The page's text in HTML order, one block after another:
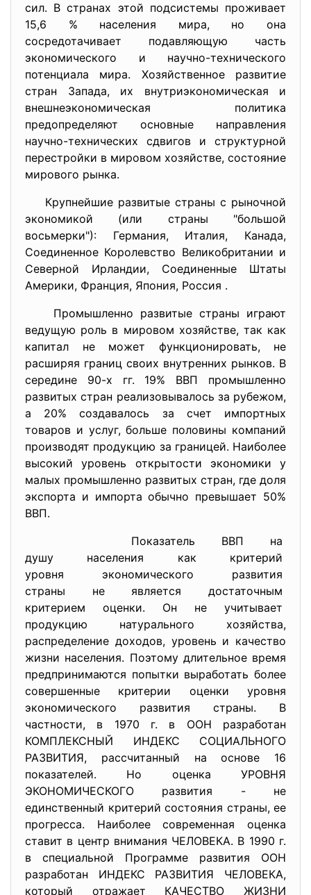
сил. В странах этой подсистемы проживает
15,6 % населения мира, но она
сосредотачивает подавляющую часть
экономического и научно-технического
потенциала мира. Хозяйственное развитие
стран Запада, их внутриэкономическая и
внешнеэкономическая политика
предопределяют основные направления
научно-технических сдвигов и структурной
перестройки в мировом хозяйстве, состояние
мирового рынка.
Крупнейшие развитые страны с рыночной
экономикой (или страны "большой
восьмерки"): Германия, Италия, Канада,
Соединенное Королевство Великобритании и
Северной Ирландии, Соединенные Штаты
Америки, Франция, Япония, Россия .
Промышленно развитые страны играют
ведущую роль в мировом хозяйстве, так как
капитал не может функционировать, не
расширяя границ своих внутренних рынков. В
середине 90-х гг. 19% ВВП промышленно
развитых стран реализовывалось за рубежом,
а 20% создавалось за счет импортных
товаров и услуг, больше половины компаний
производят продукцию за границей. Наиболее
высокий уровень открытости экономики у
малых промышленно развитых стран, где доля
экспорта и импорта обычно превышает 50%
ВВП.
Показатель ВВП на
душу населения как критерий
уровня экономического развития
страны не является достаточным
критерием оценки. Он не учитывает
продукцию натурального хозяйства,
распределение доходов, уровень и качество
жизни населения. Поэтому длительное время
предпринимаются попытки выработать более
совершенные критерии оценки уровня
экономического развития страны. В
частности, в 1970 г. в ООН разработан
КОМПЛЕКСНЫЙ ИНДЕКС СОЦИАЛЬНОГО
РАЗВИТИЯ, рассчитанный на основе 16
показателей. Но оценка УРОВНЯ
ЭКОНОМИЧЕСКОГО развития - не
единственный критерий состояния страны, ее
прогресса. Наиболее современная оценка
ставит в центр внимания ЧЕЛОВЕКА. В 1990 г.
в специальной Программе развития ООН
разработан ИНДЕКС РАЗВИТИЯ ЧЕЛОВЕКА,
который отражает КАЧЕСТВО ЖИЗНИ